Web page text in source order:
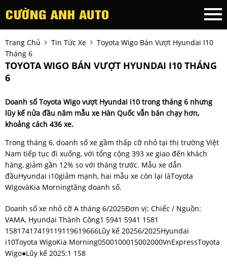
Trang Chủ Tin Tức Xe
Toyota Wigo Bán Vượt Hyundai I10
Tháng 6
TOYOTA WIGO BÁN VƯỢT HYUNDAI I10 THÁNG
6
Doanh số Toyota Wigo vượt Hyundai i10 trong tháng 6 nhưng
lũy kế nửa đầu năm mẫu xe Hàn Quốc vẫn bán chạy hơn,
khoảng cách 436 xe.
Trong tháng 6, doanh số xe gầm thấp cỡ nhỏ tại thị trường Việt
Nam tiếp tục đi xuống, với tổng cộng 393 xe giao đến khách
hàng, giảm gần 12% so với tháng trước. Mẫu xe dẫn
đầuHyundai i10giảm mạnh, hai mẫu xe còn lại làToyota
WigovàKia Morningtăng doanh số.
Doanh số xe nhỏ cỡ A tháng 6/2025Đơn vị: Chiếc / Nguồn:
VAMA, Hyundai Thành Công1 5941 5941 1581
15817417419119119619666Lũy kế 20256/2025Hyundai
i10Toyota WigoKia Morning0500100015002000VnExpressToyota
Wigo●Lũy kế 2025:1 158